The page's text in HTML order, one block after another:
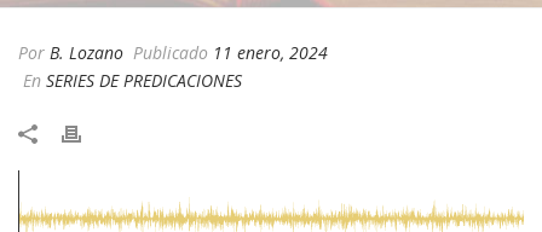
Por B. Lozano Publicado 11 enero, 2024
En SERIES DE PREDICACIONES